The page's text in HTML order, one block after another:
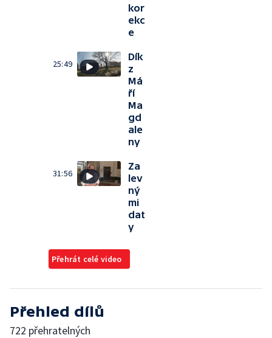
kor
ekc
e
25:49
Dík
z
Má
ří
Ma
gd
ale
ny
31:56
Za
lev
ný
mi
dat
y
Přehrát celé video
Přehled dílů
722 přehratelných